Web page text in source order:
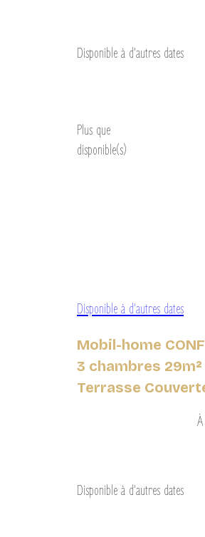
Disponible à d’autres dates
Plus que
disponible(s)
Disponible à d’autres dates
Mobil-home
3 chambres 29m²
Terrasse
Disponible à d’autres dates